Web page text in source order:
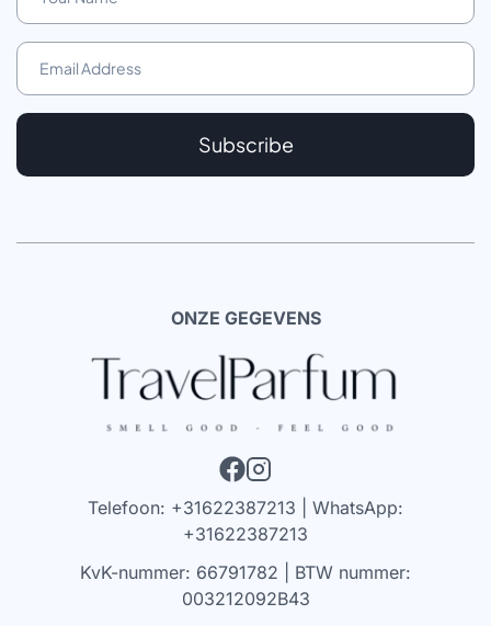
Subscribe
ONZE GEGEVENS
Telefoon: +31622387213 | WhatsApp:
+31622387213
KvK-nummer: 66791782 | BTW nummer:
003212092B43